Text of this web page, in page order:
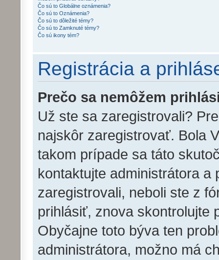
Čo sú to Globálne oznámenia?
Čo sú to Oznámenia?
Čo sú to dôležité témy?
Čo sú to Zamknuté témy?
Čo sú ikony tém?
Registrácia a
Prečo sa nemôžem
Už ste sa zaregistrovali?
najskôr zaregistrovať. Bola
takom prípade sa táto
kontaktujte administrátora
zaregistrovali, neboli ste z
prihlásiť, znova skontrolujte
Obyčajne toto býva ten
administrátora, možno má